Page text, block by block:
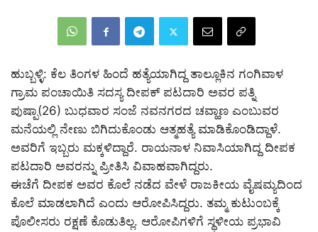
ಹುಬ್ಬಳ್ಳಿ: ಕೆಲ ತಿಂಗಳ ಹಿಂದೆ ಹತ್ಯೆಯಾಗಿದ್ದ ತಾಲ್ಲೂಕಿನ ಗಂಗಿವಾಳ
ಗ್ರಾಮ ಪಂಚಾಯಿತಿ ಸದಸ್ಯ ದೀಪಕ್ ಪಟದಾರಿ ಅವರ ಪತ್ನಿ
ಪುಷ್ಪಾ(26) ಬುಧವಾರ ಸಂಜೆ ನವನಗರದ ಚವ್ಹಾಣ ಎಂಬುವರ
ಮನೆಯಲ್ಲಿ ನೇಣು ಬಿಗಿದುಕೊಂಡು ಆತ್ಮಹತ್ಯೆ ಮಾಡಿಕೊಂಡಿದ್ದಾಳೆ.
ಅವರಿಗೆ ಇಬ್ಬರು ಮಕ್ಕಳಿದ್ದಾರೆ. ರಾಯನಾಳ ನಿವಾಸಿಯಾಗಿದ್ದ ದೀಪಕ
ಪಟದಾರಿ ಅವರನ್ನು ಪ್ರೀತಿಸಿ ವಿವಾಹವಾಗಿದ್ದರು.
ಈಚೆಗೆ ದೀಪಕ ಅವರ ಕೊಲೆ ನಡೆದ ವೇಳೆ ರಾಜಕೀಯ ವೈಷಮ್ಯದಿಂದ
ಕೊಲೆ ಮಾಡಲಾಗಿದೆ ಎಂದು ಆರೋಪಿಸಿದ್ದರು. ತಮ್ಮ ಕುಟುಂಬಕ್ಕೆ
ಪೊಲೀಸರು ರಕ್ಷಣೆ ಕೊಡುತಿಲ್ಲ. ಆರೋಪಿಗಳಿಗೆ ಸ್ಥಳೀಯ ಪ್ರಭಾವಿ